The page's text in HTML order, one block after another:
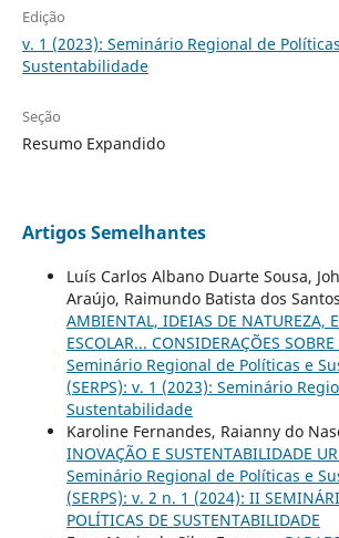
Edição
v. 1 (2023): Seminário Regional de
Sustentabilidade
Seção
Resumo Expandido
Artigos Semelhantes
Luís Carlos Albano Duarte Sousa,
Araújo, Raimundo Batista dos
AMBIENTAL, IDEIAS DE NATUREZA,
ESCOLAR... CONSIDERAÇÕES
Seminário Regional de Políticas e
(SERPS): v. 1 (2023): Seminário
Sustentabilidade
Karoline Fernandes, Raianny do
INOVAÇÃO E SUSTENTABILIDADE
Seminário Regional de Políticas e
(SERPS): v. 2 n. 1 (2024): II
POLÍTICAS DE SUSTENTABILIDADE